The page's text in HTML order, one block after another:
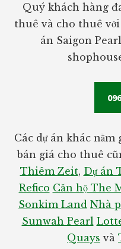
Quý khách hàng
thuê và cho thuê với
án Saigon
Các dự án khác nằm
bán giá cho thuê
Thiêm Zeit, Dự án
Refico Căn hộ The
Sonkim Land Nhà
Sunwah Pearl
Quays và